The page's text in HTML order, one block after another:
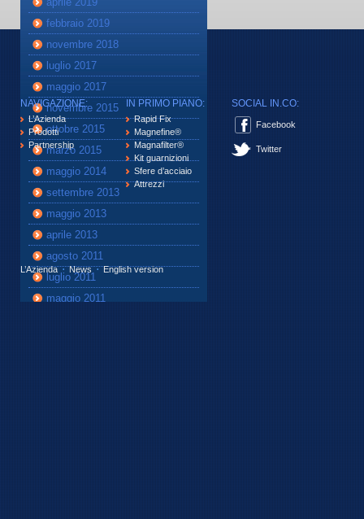
febbraio 2019
novembre 2018
luglio 2017
maggio 2017
novembre 2015
ottobre 2015
marzo 2015
maggio 2014
settembre 2013
maggio 2013
aprile 2013
agosto 2011
luglio 2011
maggio 2011
NAVIGAZIONE:
L’Azienda
Prodotti
Partnership
IN PRIMO PIANO:
Rapid Fix
Magnefine®
Magnafilter®
Kit guarnizioni
Sfere d’acciaio
Attrezzi
SOCIAL IN.CO:
Facebook
Twitter
L’Azienda News English version